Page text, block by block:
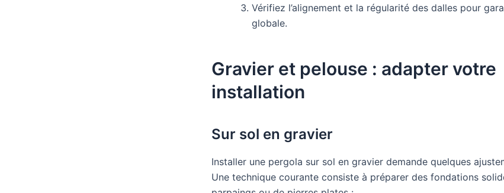
Vérifiez l’alignement et la régularité des dalles pour
globale.
Gravier et pelouse : adapter votre
installation
Sur sol en gravier
Installer une pergola sur sol en gravier demande quelques
Une technique courante consiste à préparer des fondations